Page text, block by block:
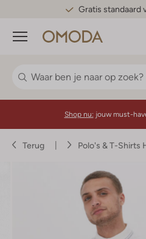
Gratis standaard
Menu
Shop nu: jouw must-
Terug Polo's & T-Shirts